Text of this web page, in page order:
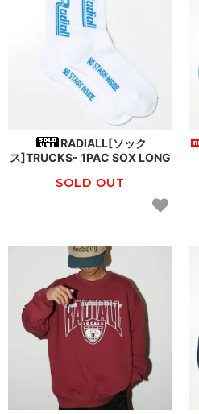
RADIALL[ソック
ス]TRUCKS- 1PAC SOX LONG
SOLD OUT